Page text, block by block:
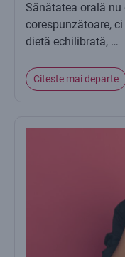
Sănătatea orală nu
corespunzătoare,
dietă echilibrată, …
Citeste mai departe